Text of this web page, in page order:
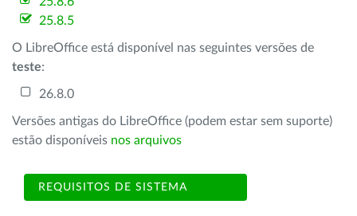
25.8.5
O LibreOffice está disponível nas seguintes versões de
teste:
26.8.0
Versões antigas do LibreOffice (podem estar sem suporte)
estão disponíveis nos arquivos
REQUISITOS DE SISTEMA